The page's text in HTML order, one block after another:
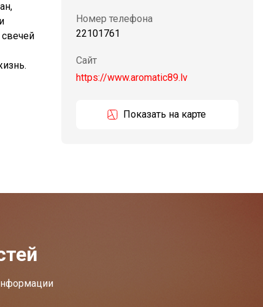
Номер телефона
22101761
Сайт
https://www.aromatic89.lv
Показать на карте